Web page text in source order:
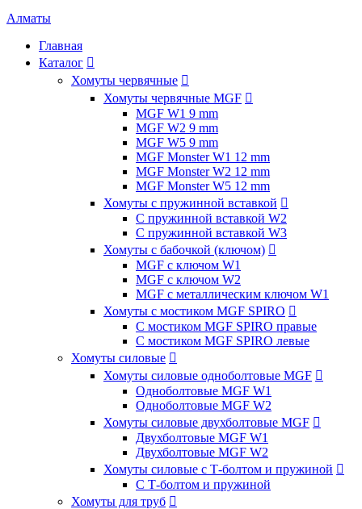
Алматы
Главная
Каталог 
Хомуты червячные 
Хомуты червячные MGF 
MGF W1 9 mm
MGF W2 9 mm
MGF W5 9 mm
MGF Monster W1 12 mm
MGF Monster W2 12 mm
MGF Monster W5 12 mm
Хомуты с пружинной вставкой 
С пружинной вставкой W2
С пружинной вставкой W3
Хомуты с бабочкой (ключом) 
MGF с ключом W1
MGF с ключом W2
MGF с металлическим ключом W1
Хомуты с мостиком MGF SPIRO 
С мостиком MGF SPIRO правые
С мостиком MGF SPIRO левые
Хомуты силовые 
Хомуты силовые одноболтовые MGF 
Одноболтовые MGF W1
Одноболтовые MGF W2
Хомуты силовые двухболтовые MGF 
Двухболтовые MGF W1
Двухболтовые MGF W2
Хомуты силовые с Т-болтом и пружиной 
С Т-болтом и пружиной
Хомуты для труб 